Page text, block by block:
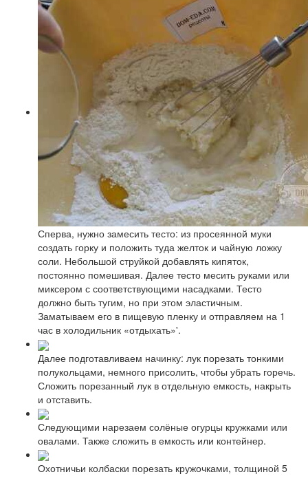
Сперва, нужно замесить тесто: из просеянной муки
создать горку и положить туда желток и чайную ложку
соли. Небольшой струйкой добавлять кипяток,
постоянно помешивая. Далее тесто месить руками или
миксером с соответствующими насадками. Тесто
должно быть тугим, но при этом эластичным.
Заматываем его в пищевую пленку и отправляем на 1
час в холодильник «отдыхать»'.
Далее подготавливаем начинку: лук порезать тонкими
полукольцами, немного присолить, чтобы убрать горечь.
Сложить порезанный лук в отдельную емкость, накрыть
и отставить.
Следующими нарезаем солёные огурцы кружками или
овалами. Также сложить в емкость или контейнер.
Охотничьи колбаски порезать кружочками, толщиной 5